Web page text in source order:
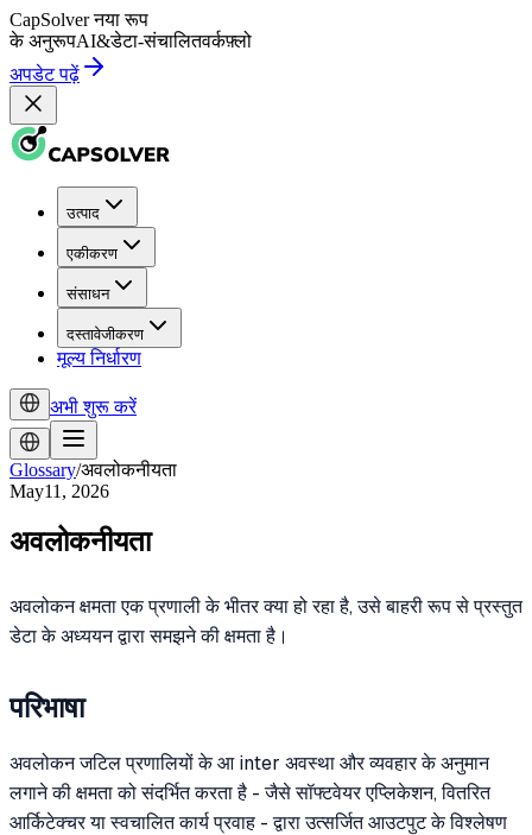
CapSolver नया रूप
के अनुरूपAI&डेटा-संचालितवर्कफ़्लो
अपडेट पढ़ें
उत्पाद
एकीकरण
संसाधन
दस्तावेजीकरण
मूल्य निर्धारण
अभी शुरू करें
Glossary/अवलोकनीयता
May11, 2026
अवलोकनीयता
अवलोकन क्षमता एक प्रणाली के भीतर क्या हो रहा है, उसे बाहरी रूप से प्रस्तुत
डेटा के अध्ययन द्वारा समझने की क्षमता है।
परिभाषा
अवलोकन जटिल प्रणालियों के आ inter अवस्था और व्यवहार के अनुमान
लगाने की क्षमता को संदर्भित करता है - जैसे सॉफ्टवेयर एप्लिकेशन, वितरित
आर्किटेक्चर या स्वचालित कार्य प्रवाह - द्वारा उत्सर्जित आउटपुट के विश्लेषण